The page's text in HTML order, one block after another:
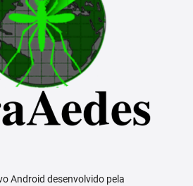
Android desenvolvido pela